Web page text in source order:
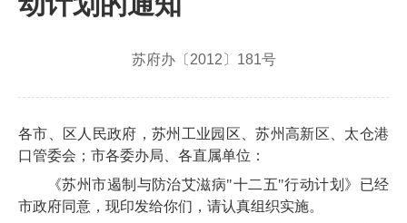
苏府办〔2012〕181号
各市、区人民政府，苏州工业园区、苏州高新区、太仓港
口管委会；市各委办局、各直属单位：
《苏州市遏制与防治艾滋病"十二五"行动计划》已经
市政府同意，现印发给你们，请认真组织实施。